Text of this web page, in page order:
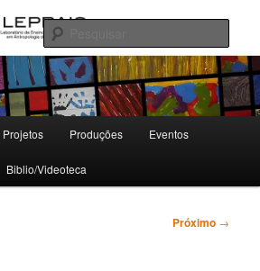
e Produção em Antropologia da Imagem e
Projetos Produções Eventos
Biblio/Videoteca
Próximo →